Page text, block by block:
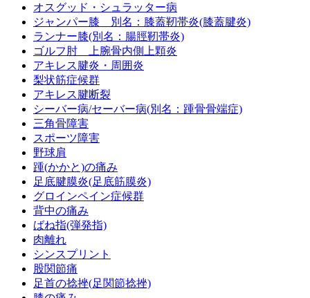
オスグッド・シュラッター病
ジャンパー膝 別名：膝蓋靭帯炎(膝蓋腱炎)
ランナー膝(別名：腸脛靭帯炎)
ゴルフ肘 上腕骨内側上顆炎
アキレス腱炎・周囲炎
梨状筋症候群
アキレス腱断裂
シーバー病/セーバー病(別名：踵骨骨端症)
三角骨障害
スポーツ障害
野球肩
踵(かかと)の痛み
足底腱膜炎(足底筋膜炎)
グロインペイン症候群
背中の痛み
ばね指(弾発指)
肉離れ
シンスプリント
股関節痛
足首の捻挫(足関節捻挫)